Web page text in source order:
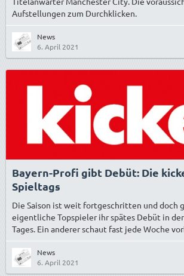
Aufstellungen zum Durchklicken.
News
6. April 2021
Bayern-Profi gibt Debüt: Die
Spieltags
Die Saison ist weit fortgeschritten und doch
eigentliche Topspieler ihr spätes Debüt in
Tages. Ein anderer schaut fast jede Woche
News
6. April 2021